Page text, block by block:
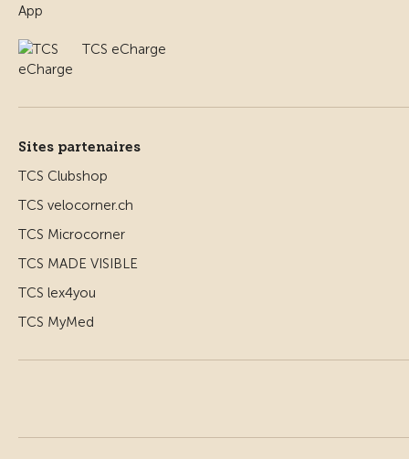
TCS eCharge
Sites partenaires
TCS Clubshop
TCS velocorner.ch
TCS Microcorner
TCS MADE VISIBLE
TCS lex4you
TCS MyMed